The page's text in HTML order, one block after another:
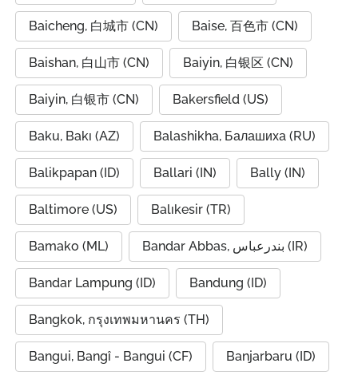
Baicheng, 白城市 (CN) Baise, 百色市 (CN)
Baishan, 白山市 (CN) Baiyin, 白银区 (CN)
Baiyin, 白银市 (CN) Bakersfield (US)
Baku, Bakı (AZ) Balashikha, Балашиха (RU)
Balikpapan (ID) Ballari (IN) Bally (IN)
Baltimore (US) Balıkesir (TR)
Bamako (ML) Bandar Abbas, بندرعباس (IR)
Bandar Lampung (ID) Bandung (ID)
Bangkok, กรุงเทพมหานคร (TH)
Bangui, Bangî - Bangui (CF) Banjarbaru (ID)